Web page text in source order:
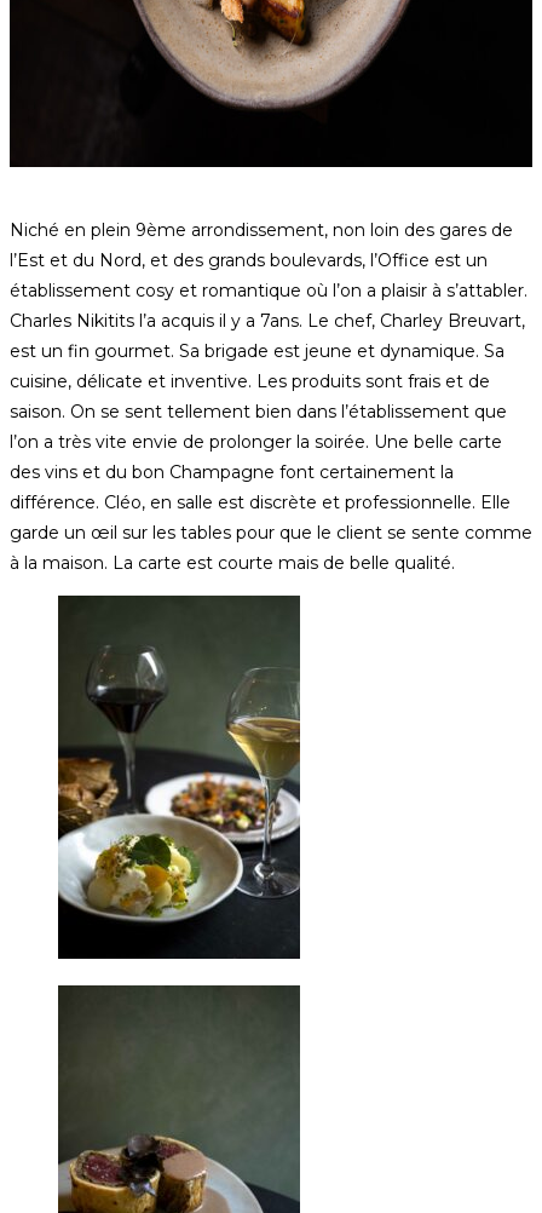
Niché en plein 9ème arrondissement, non loin des gares de
l’Est et du Nord, et des grands boulevards, l’Office est un
établissement cosy et romantique où l’on a plaisir à s’attabler.
Charles Nikitits l’a acquis il y a 7ans. Le chef, Charley Breuvart,
est un fin gourmet. Sa brigade est jeune et dynamique. Sa
cuisine, délicate et inventive. Les produits sont frais et de
saison. On se sent tellement bien dans l’établissement que
l’on a très vite envie de prolonger la soirée. Une belle carte
des vins et du bon Champagne font certainement la
différence. Cléo, en salle est discrète et professionnelle. Elle
garde un œil sur les tables pour que le client se sente comme
à la maison. La carte est courte mais de belle qualité.